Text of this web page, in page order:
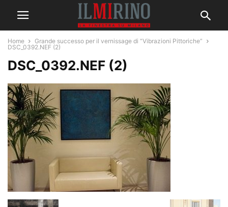
Home
Grande successo per il vernissage di “Vibrazioni Pittoriche”
DSC_0392.NEF (2)
DSC_0392.NEF (2)